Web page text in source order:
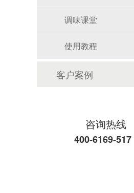
调味课堂
使用教程
客户案例
咨询热线
400-6169-517